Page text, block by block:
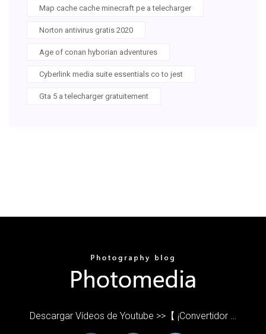
Map cache cache minecraft pe a telecharger
Norton antivirus gratis 2020
Age of conan hyborian adventures
Cyberlink media suite essentials co to jest
Gta 5 a telecharger gratuitement
Descargar Vídeos de Youtube >>【 ¡Convertidor …